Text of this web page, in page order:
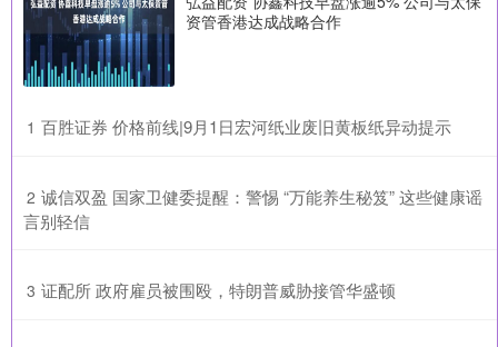
资管香港达成战略合作
1 ​百胜证券 价格前线|9月1日宏河纸业废旧黄板纸异动提示
2 ​诚信双盈 国家卫健委提醒：警惕 “万能养生秘笈” 这些健康谣
言别轻信
3 ​证配所 政府雇员被围殴，特朗普威胁接管华盛顿